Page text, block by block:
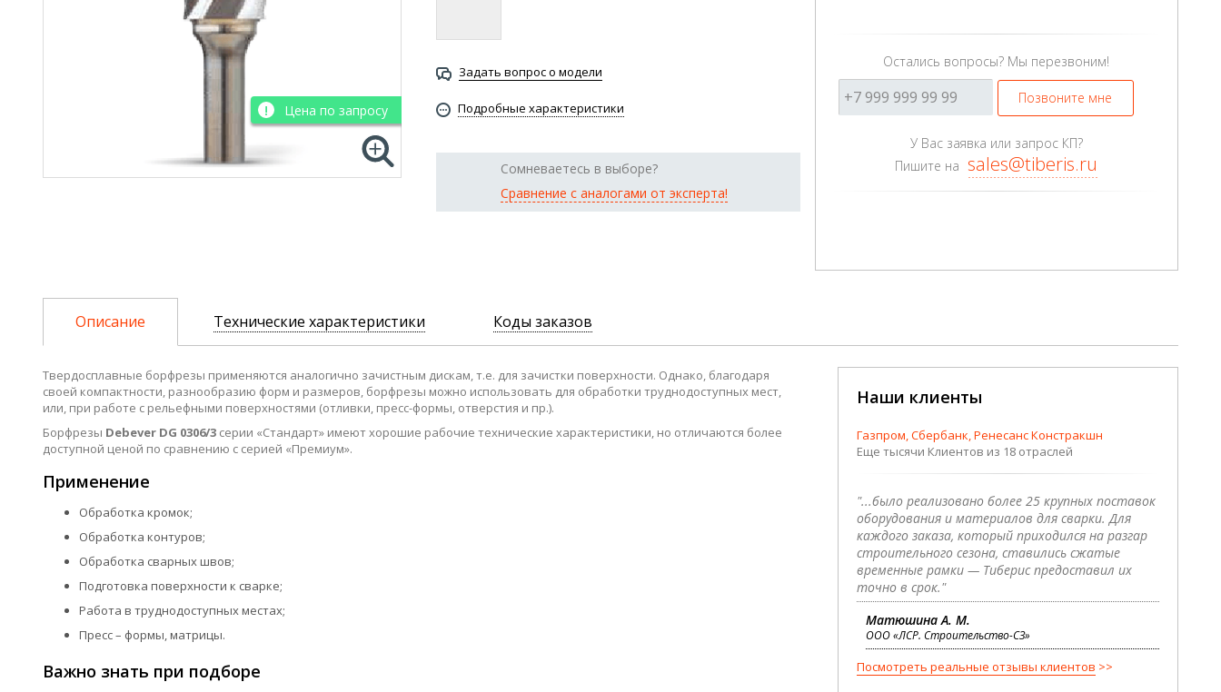
Задать вопрос о модели
Подробные характеристики
Сомневаетесь в выборе?
Сравнение с аналогами от эксперта!
Остались вопросы? Мы перезвоним!
Позвоните мне
У Вас заявка или запрос КП?
Пишите на sales@tiberis.ru
Цена по запросу
Описание Технические характеристики Коды заказов
Твердосплавные борфрезы применяются аналогично зачистным дискам, т.е. для зачистки поверхности. Однако, благодаря
своей компактности, разнообразию форм и размеров, борфрезы можно использовать для обработки труднодоступных мест,
или, при работе с рельефными поверхностями (отливки, пресс-формы, отверстия и пр.).
Борфрезы Debever DG 0306/3 серии «Стандарт» имеют хорошие рабочие технические характеристики, но отличаются более
доступной ценой по сравнению с серией «Премиум».
Применение
Обработка кромок;
Обработка контуров;
Обработка сварных швов;
Подготовка поверхности к сварке;
Работа в труднодоступных местах;
Пресс – формы, матрицы.
Важно знать при подборе
Наши клиенты
Газпром, Сбербанк, Ренесанс Констракшн
Еще тысячи Клиентов из 18 отраслей
"...было реализовано более 25 крупных поставок
оборудования и материалов для сварки. Для
каждого заказа, который приходился на разгар
строительного сезона, ставились сжатые
временные рамки — Тиберис предоставил их
точно в срок."
Матюшина А. М.
ООО «ЛСР. Строительство-СЗ»
Посмотреть реальные отзывы клиентов